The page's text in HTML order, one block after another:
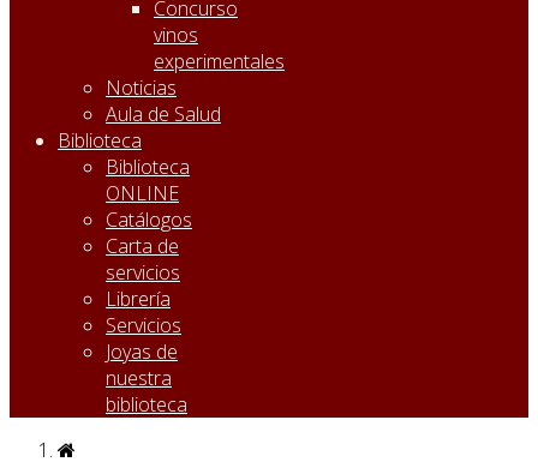
Concurso
vinos
experimentales
Noticias
Aula de Salud
Biblioteca
Biblioteca
ONLINE
Catálogos
Carta de
servicios
Librería
Servicios
Joyas de
nuestra
biblioteca